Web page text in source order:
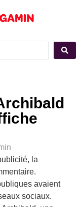
la
avaient
sociaux.